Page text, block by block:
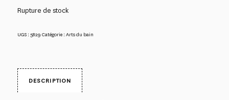
Rupture de stock
UGS : 5829 Catégorie :Arts du bain
DESCRIPTION